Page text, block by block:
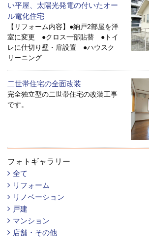
い平屋、太陽光発電の付いたオー
ル電化住宅
【リフォーム内容】●納戸2部屋を洋
室に変更 ●クロス一部貼替 ●トイ
レに仕切り壁・扉設置 ●ハウスク
リーニング
二世帯住宅の全面改装
完全独立型の二世帯住宅の改装工事
です。
フォトギャラリー
全て
リフォーム
リノベーション
戸建
マンション
店舗・その他